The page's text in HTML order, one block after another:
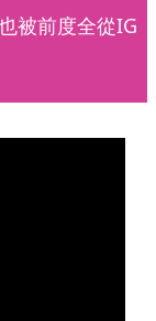
被前度全從IG